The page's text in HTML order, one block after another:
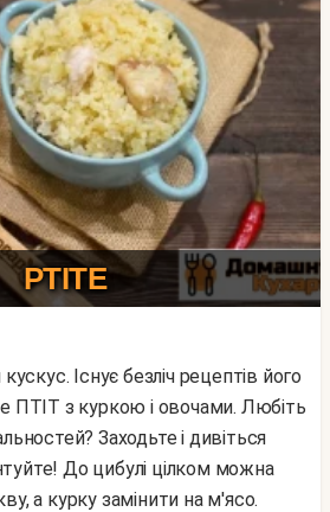
PTITE
ПТІТ з куркою і овочами. Любіть
Заходьте і дивіться
До цибулі цілком можна
а курку замінити на м'ясо.